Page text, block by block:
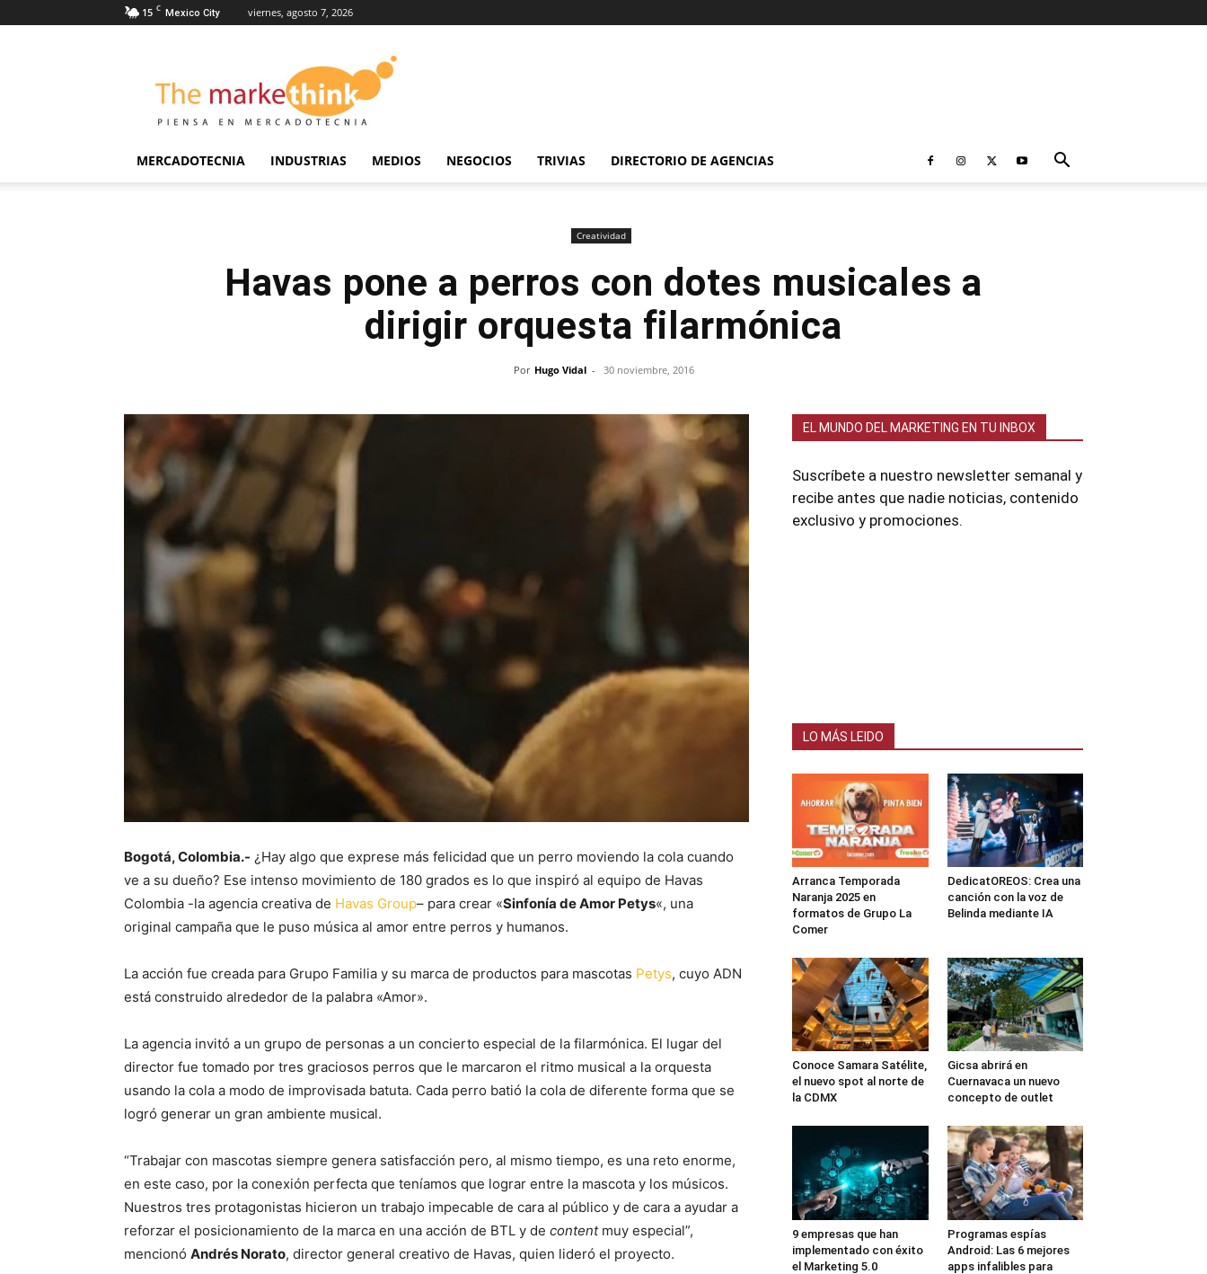
15 C Mexico City viernes, agosto 7, 2026
Markethink
MERCADOTECNIA INDUSTRIAS MEDIOS NEGOCIOS TRIVIAS DIRECTORIO DE AGENCIAS
Creatividad
Havas pone a perros con dotes musicales a
dirigir orquesta filarmónica
Por Hugo Vidal - 30 noviembre, 2016
Bogotá, Colombia.- ¿Hay algo que exprese más felicidad que un perro moviendo la cola cuando
ve a su dueño? Ese intenso movimiento de 180 grados es lo que inspiró al equipo de Havas
Colombia -la agencia creativa de Havas Group– para crear «Sinfonía de Amor Petys«, una
original campaña que le puso música al amor entre perros y humanos.
La acción fue creada para Grupo Familia y su marca de productos para mascotas Petys, cuyo ADN
está construido alrededor de la palabra «Amor».
La agencia invitó a un grupo de personas a un concierto especial de la filarmónica. El lugar del
director fue tomado por tres graciosos perros que le marcaron el ritmo musical a la orquesta
usando la cola a modo de improvisada batuta. Cada perro batió la cola de diferente forma que se
logró generar un gran ambiente musical.
“Trabajar con mascotas siempre genera satisfacción pero, al mismo tiempo, es una reto enorme,
en este caso, por la conexión perfecta que teníamos que lograr entre la mascota y los músicos.
Nuestros tres protagonistas hicieron un trabajo impecable de cara al público y de cara a ayudar a
reforzar el posicionamiento de la marca en una acción de BTL y de contentmuy especial”,
mencionó Andrés Norato, director general creativo de Havas, quien lideró el proyecto.
EL MUNDO DEL MARKETING EN TU INBOX
Suscríbete a nuestro newsletter semanal y
recibe antes que nadie noticias, contenido
exclusivo y promociones.
LO MÁS LEIDO
Arranca Temporada
Naranja 2025 en
formatos de Grupo La
Comer
DedicatOREOS: Crea una
canción con la voz de
Belinda mediante IA
Conoce Samara Satélite,
el nuevo spot al norte de
la CDMX
Gicsa abrirá en
Cuernavaca un nuevo
concepto de outlet
9 empresas que han
implementado con éxito
el Marketing 5.0
Programas espías
Android: Las 6 mejores
apps infalibles para